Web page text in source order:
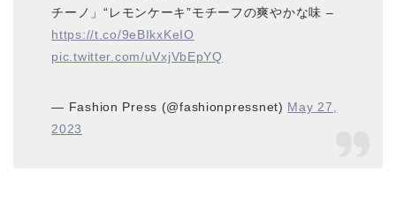
チーノ」“レモンケーキ”モチーフの爽やかな味 –
https://t.co/9eBIkxKeIO
pic.twitter.com/uVxjVbEpYQ
— Fashion Press (@fashionpressnet) May 27,
2023